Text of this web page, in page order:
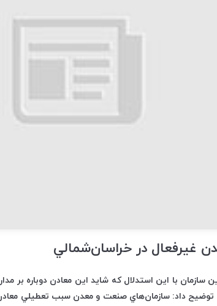
سازمان با اين استدلال که شايد اين معادن دوباره بر
توضيح داد: سازمان‌هاي صنعت و معدن سبب تعطيلي